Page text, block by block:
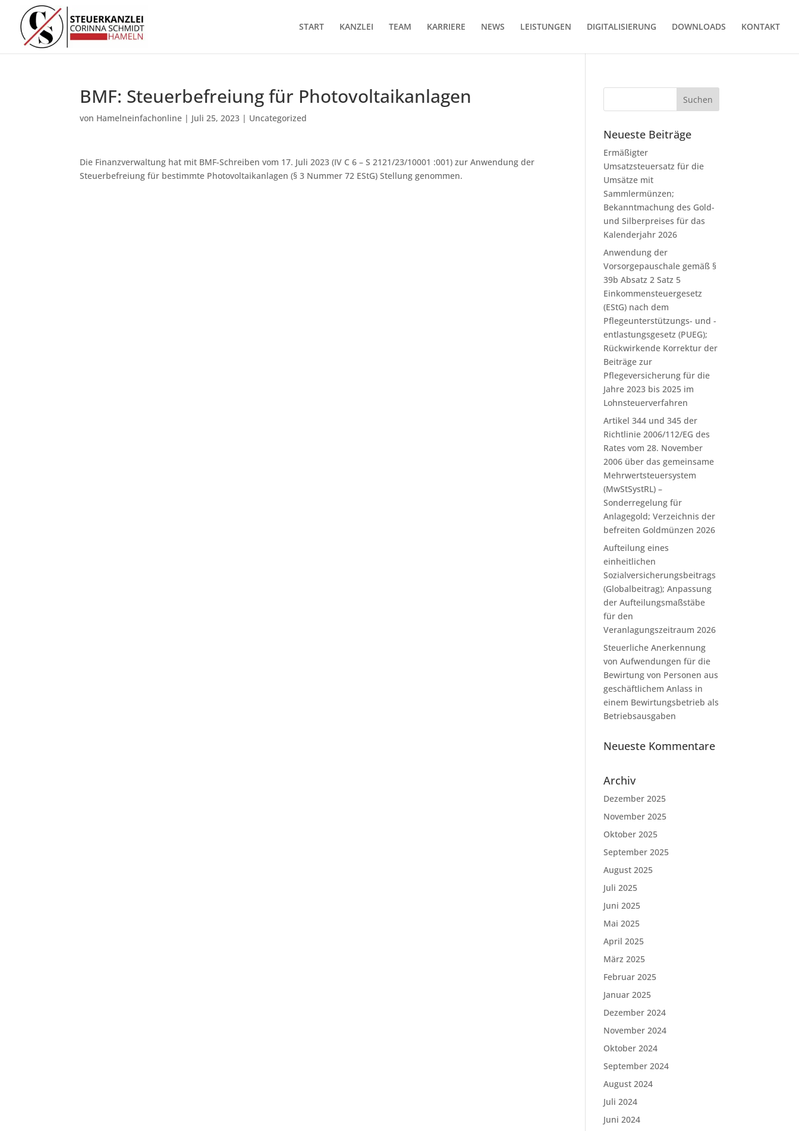
START KANZLEI TEAM KARRIERE NEWS LEISTUNGEN DIGITALISIERUNG DOWNLOADS KONTAKT
BMF: Steuerbefreiung für Photovoltaikanlagen
von Hamelneinfachonline | Juli 25, 2023 | Uncategorized
Die Finanzverwaltung hat mit BMF-Schreiben vom 17. Juli 2023 (IV C 6 – S 2121/23/10001 :001) zur Anwendung der
Steuerbefreiung für bestimmte Photovoltaikanlagen (§ 3 Nummer 72 EStG) Stellung genommen.
Neueste Beiträge
Ermäßigter
Umsatzsteuersatz für die
Umsätze mit
Sammlermünzen;
Bekanntmachung des Gold-
und Silberpreises für das
Kalenderjahr 2026
Anwendung der
Vorsorgepauschale gemäß §
39b Absatz 2 Satz 5
Einkommensteuergesetz
(EStG) nach dem
Pflegeunterstützungs- und -
entlastungsgesetz (PUEG);
Rückwirkende Korrektur der
Beiträge zur
Pflegeversicherung für die
Jahre 2023 bis 2025 im
Lohnsteuerverfahren
Artikel 344 und 345 der
Richtlinie 2006/112/EG des
Rates vom 28. November
2006 über das gemeinsame
Mehrwertsteuersystem
(MwStSystRL) –
Sonderregelung für
Anlagegold; Verzeichnis der
befreiten Goldmünzen 2026
Aufteilung eines
einheitlichen
Sozialversicherungsbeitrags
(Globalbeitrag); Anpassung
der Aufteilungsmaßstäbe
für den
Veranlagungszeitraum 2026
Steuerliche Anerkennung
von Aufwendungen für die
Bewirtung von Personen aus
geschäftlichem Anlass in
einem Bewirtungsbetrieb als
Betriebsausgaben
Neueste Kommentare
Archiv
Dezember 2025
November 2025
Oktober 2025
September 2025
August 2025
Juli 2025
Juni 2025
Mai 2025
April 2025
März 2025
Februar 2025
Januar 2025
Dezember 2024
November 2024
Oktober 2024
September 2024
August 2024
Juli 2024
Juni 2024